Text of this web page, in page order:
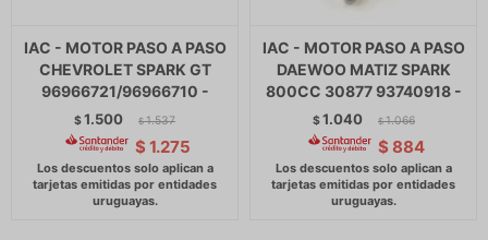
IAC - MOTOR PASO A PASO
CHEVROLET SPARK GT
96966721/96966710 -
$1.500 $ 1.537
$ 1.275
IAC - MOTOR PASO A PASO
DAEWOO MATIZ SPARK
800CC 30877 93740918 -
$1.040 $ 1.066
$ 884